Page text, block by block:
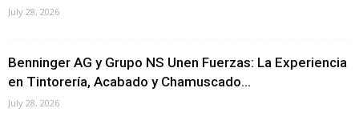
July 28, 2026
Benninger AG y Grupo NS Unen Fuerzas: La Experiencia
en Tintorería, Acabado y Chamuscado...
July 28, 2026